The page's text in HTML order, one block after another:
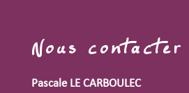
Nous contacter
Pascale LE CARBOULEC